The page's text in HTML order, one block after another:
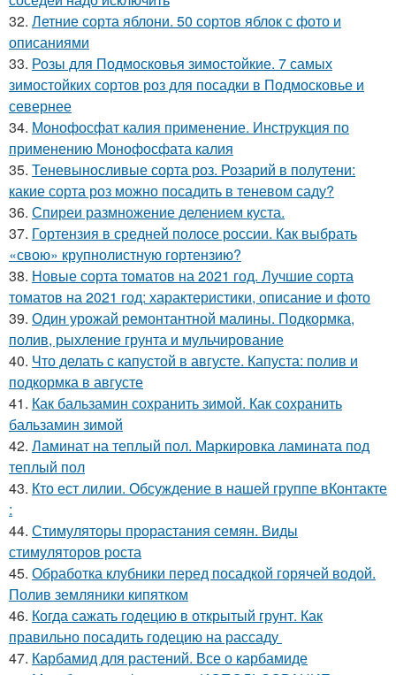
32. Летние сорта яблони. 50 сортов яблок с фото и
описаниями
33. Розы для Подмосковья зимостойкие. 7 самых
зимостойких сортов роз для посадки в Подмосковье и
севернее
34. Монофосфат калия применение. Инструкция по
применению Монофосфата калия
35. Теневыносливые сорта роз. Розарий в полутени:
какие сорта роз можно посадить в теневом саду?
36. Спиреи размножение делением куста.
37. Гортензия в средней полосе россии. Как выбрать
«свою» крупнолистную гортензию?
38. Новые сорта томатов на 2021 год. Лучшие сорта
томатов на 2021 год: характеристики, описание и фото
39. Один урожай ремонтантной малины. Подкормка,
полив, рыхление грунта и мульчирование
40. Что делать с капустой в августе. Капуста: полив и
подкормка в августе
41. Как бальзамин сохранить зимой. Как сохранить
бальзамин зимой
42. Ламинат на теплый пол. Маркировка ламината под
теплый пол
43. Кто ест лилии. Обсуждение в нашей группе вКонтакте
:
44. Стимуляторы прорастания семян. Виды
стимуляторов роста
45. Обработка клубники перед посадкой горячей водой.
Полив земляники кипятком
46. Когда сажать годецию в открытый грунт. Как
правильно посадить годецию на рассаду
47. Карбамид для растений. Все о карбамиде